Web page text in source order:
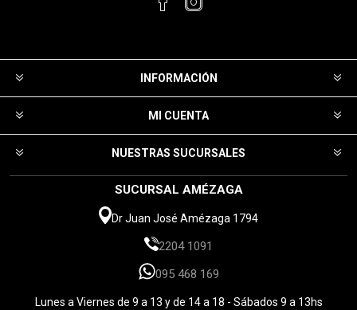
INFORMACIÓN
MI CUENTA
NUESTRAS SUCURSALES
SUCURSAL AMÉZAGA
Dr Juan José Amézaga 1794
2204 1091
095 468 169
Lunes a Viernes de 9 a 13 y de 14 a 18 - Sábados 9 a 13hs